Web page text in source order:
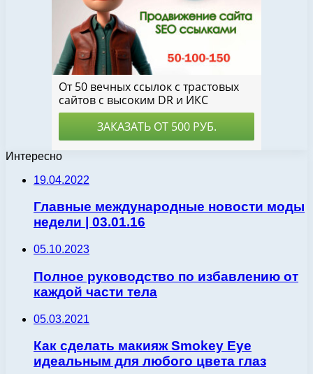
Интересно
19.04.2022
Главные международные новости моды
недели | 03.01.16
05.10.2023
Полное руководство по избавлению от
каждой части тела
05.03.2021
Как сделать макияж Smokey Eye
идеальным для любого цвета глаз